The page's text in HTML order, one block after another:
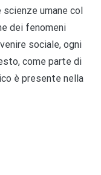
umane col
dei fenomeni
sociale, ogni
come parte di
è presente nella